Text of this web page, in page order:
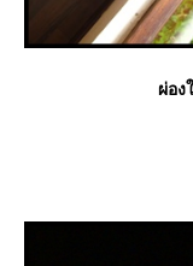
ผ่อง